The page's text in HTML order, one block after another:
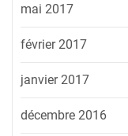
mai 2017
février 2017
janvier 2017
décembre 2016